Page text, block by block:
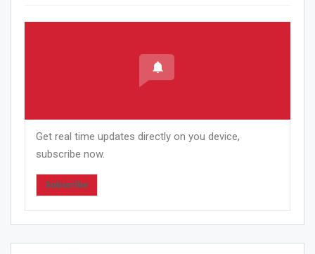
Get real time updates directly on you device,
subscribe now.
Subscribe